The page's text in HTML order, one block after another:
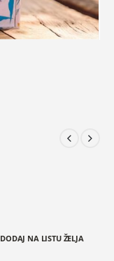
DODAJ NA LISTU ŽELJA